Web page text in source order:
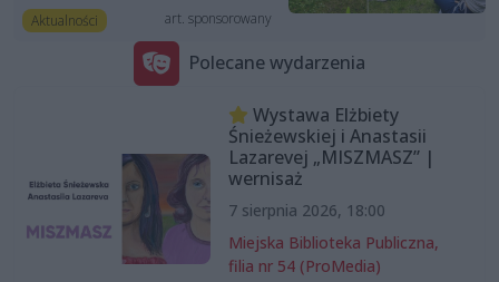
Aktualności art. sponsorowany
Polecane wydarzenia
Wystawa Elżbiety
Śnieżewskiej i Anastasii
Lazarevej „MISZMASZ” |
wernisaż
7 sierpnia 2026, 18:00
Miejska Biblioteka Publiczna,
filia nr 54 (ProMedia)